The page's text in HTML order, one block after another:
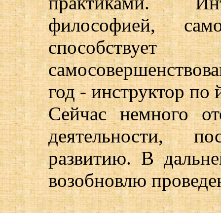
философией,
год - инструктор по
Сейчас немного
деятельности,
развитию. В
возобновлю